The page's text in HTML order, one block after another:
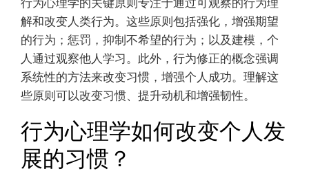
解和改变人类行为。这些原则包括强化，增强期望
的行为；惩罚，抑制不希望的行为；以及建模，个
人通过观察他人学习。此外，行为修正的概念强调
系统性的方法来改变习惯，增强个人成功。理解这
些原则可以改变习惯、提升动机和增强韧性。
行为心理学如何改变个人发
展的习惯？